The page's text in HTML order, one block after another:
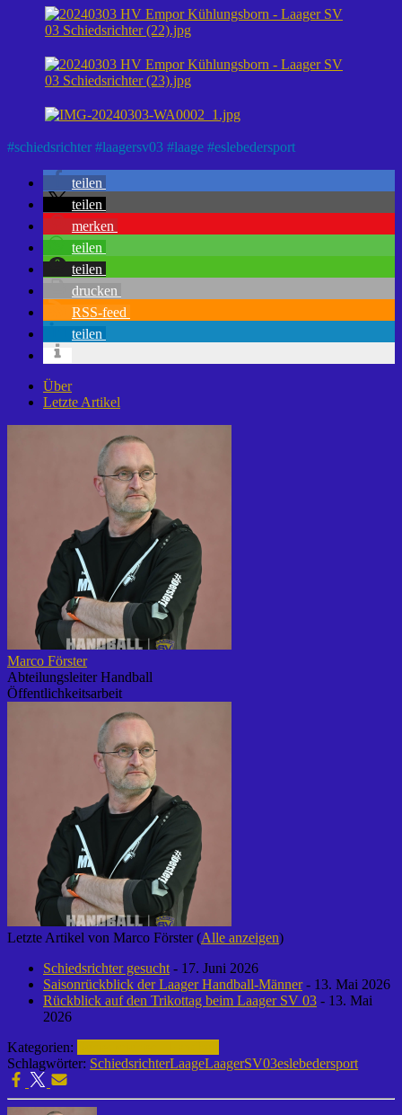
#schiedsrichter #laagersv03 #laage #eslebedersport
teilen
teilen
merken
teilen
teilen
drucken
RSS-feed
teilen
Über
Letzte Artikel
Marco Förster
Abteilungsleiter Handball
Öffentlichkeitsarbeit
Letzte Artikel von Marco Förster(Alle anzeigen)
Schiedsrichter gesucht- 17. Juni 2026
Saisonrückblick der Laager Handball-Männer- 13. Mai 2026
Rückblick auf den Trikottag beim Laager SV 03 - 13. Mai
2026
Kategorien:
Schlagwörter: SchiedsrichterLaageLaagerSV03eslebedersport